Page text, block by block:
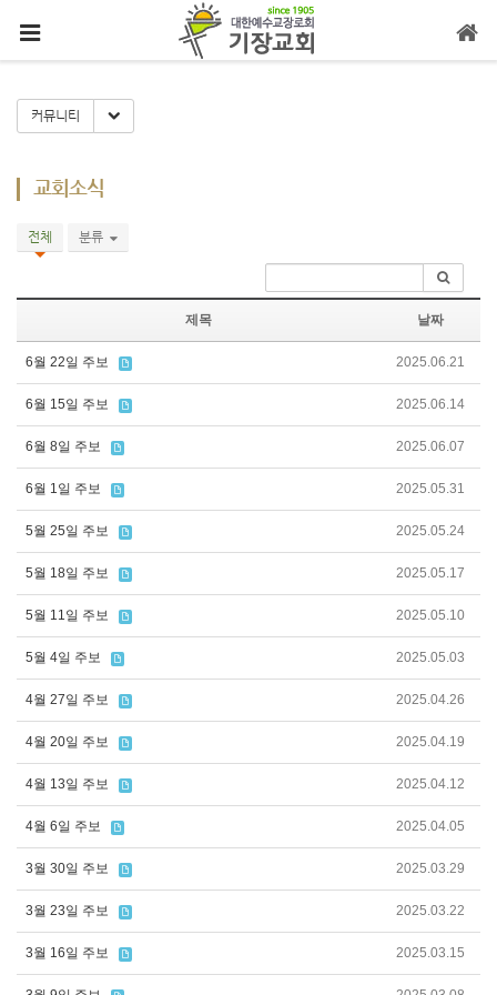
커뮤니티 Toggle Dropdown
교회소식
전체 분류
제목 날짜
6월 22일 주보 2025.06.21
6월 15일 주보 2025.06.14
6월 8일 주보 2025.06.07
6월 1일 주보 2025.05.31
5월 25일 주보 2025.05.24
5월 18일 주보 2025.05.17
5월 11일 주보 2025.05.10
5월 4일 주보 2025.05.03
4월 27일 주보 2025.04.26
4월 20일 주보 2025.04.19
4월 13일 주보 2025.04.12
4월 6일 주보 2025.04.05
3월 30일 주보 2025.03.29
3월 23일 주보 2025.03.22
3월 16일 주보 2025.03.15